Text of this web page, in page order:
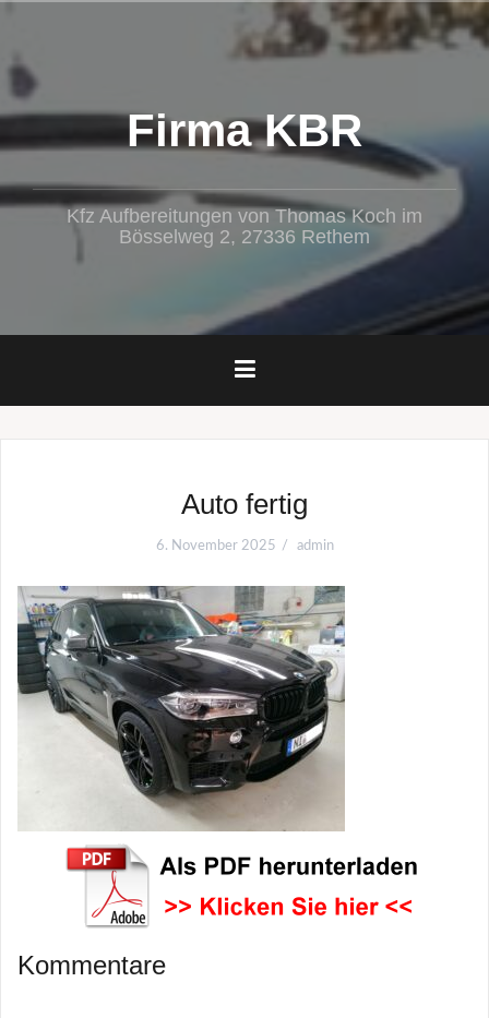
Firma KBR
Kfz Aufbereitungen von Thomas Koch im
Bösselweg 2, 27336 Rethem
Auto fertig
6. November 2025 admin
Kommentare